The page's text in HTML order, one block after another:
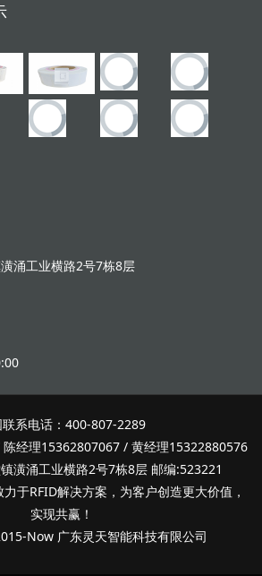
涌工业横路2号7栋8层
系电话：400-807-2289
经理15362807067 / 黄经理15322880576
潢涌工业横路2号7栋8层 邮编:523221
于RFID解决方案，为客户创造更大价值，
实现共赢！
Now 广东灵天智能科技有限公司